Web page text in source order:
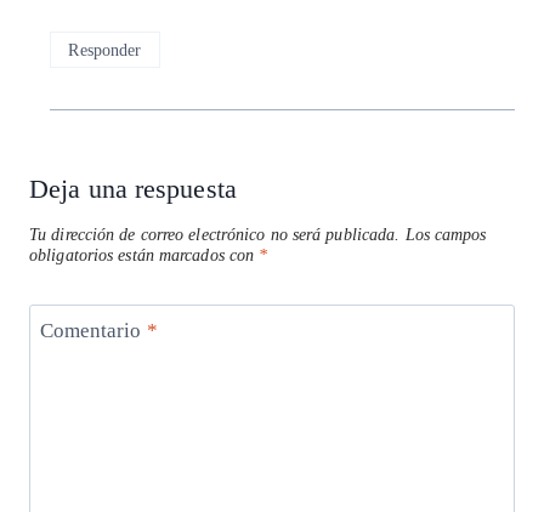
Responder
Deja una respuesta
Tu dirección de correo electrónico no será publicada.
Los campos
obligatorios están marcados con *
Comentario *